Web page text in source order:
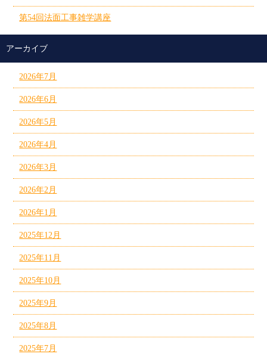
第54回法面工事雑学講座
アーカイブ
2026年7月
2026年6月
2026年5月
2026年4月
2026年3月
2026年2月
2026年1月
2025年12月
2025年11月
2025年10月
2025年9月
2025年8月
2025年7月